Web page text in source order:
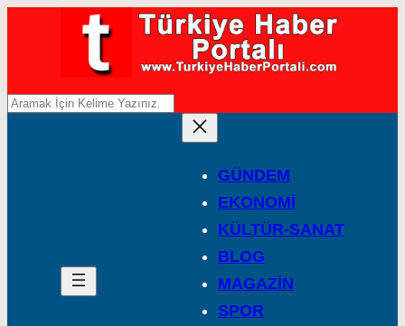
A
GÜNDEM
EKONOMİ
KÜLTÜR-SANAT
BLOG
MAGAZİN
SPOR